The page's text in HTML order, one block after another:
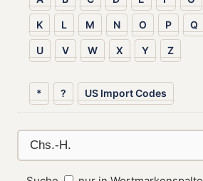
K L M N O P Q
U V W X Y Z
* ? US Import Codes